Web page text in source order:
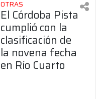
OTRAS
El Córdoba Pista
cumplió con la
clasificación de
la novena fecha
en Río Cuarto